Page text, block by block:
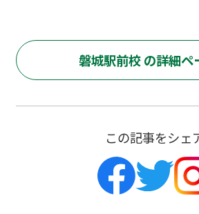
磐城駅前校 の詳細ペ
この記事をシェ